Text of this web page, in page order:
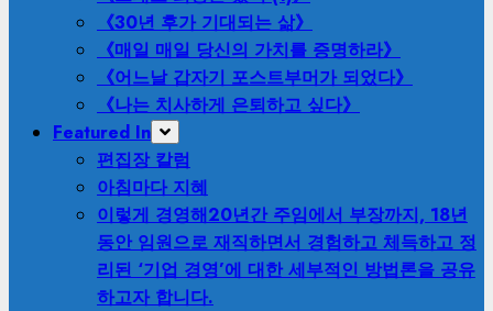
《30년 후가 기대되는 삶》
《매일 매일 당신의 가치를 증명하라》
《어느날 갑자기 포스트부머가 되었다》
《나는 치사하게 은퇴하고 싶다》
Featured In
편집장 칼럼
아침마다 지혜
이렇게 경영해20년간 주임에서 부장까지, 18년
동안 임원으로 재직하면서 경험하고 체득하고 정
리된 ‘기업 경영’에 대한 세부적인 방법론을 공유
하고자 합니다.